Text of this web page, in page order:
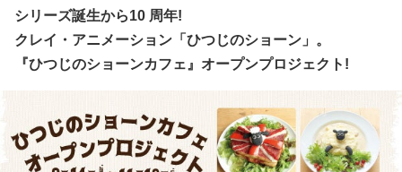
シリーズ誕生から10 周年!
クレイ・アニメーション「ひつじのショーン」。
『ひつじのショーンカフェ』オープンプロジェクト!